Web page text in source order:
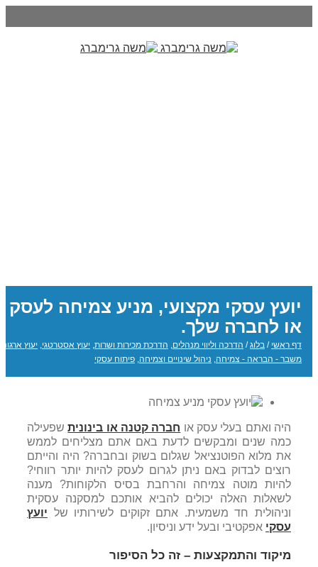
יועץ עסקי מקצועי, מניע צמיחה לעסק
או לחברה שלך.
דף ראשי / בלוג / הדרכה וליווי מנהלים, הדרכת מכירות ושרות, יעוץ אסטרטגי, יעוץ ארגוני
משבר - הבראה - צמיחה, ניהול שינויים וצמיחה, פיתוח עסקי
היה ואתם בעלי עסק או חברה קטנה או בינוניתשפעילה
כמה שנים ומבקשים לדעת באם אתם מצליחים לממש
את מלוא הפוטנציאל שגלום בשוק ובחברה? היה והייתם
רוצים לבדוק באם ניתן לגרום לעסק להיות יותר רווחי?
להיות מוטה צמיחה והרחבת בסיס הלקוחות? מענה
לשאלות האלה יכולים להביא אותכם למסקנה עסקית
וניהולית חד משמעית. אתם זקוקים לשירותיו של יועץ
עסקי אפקטיבי ובעל ידע וניסיון.
מיקוד והתמקצעות – זה כל הסיפור